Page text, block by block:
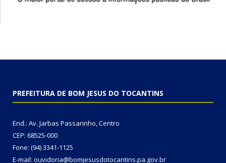
PREFEITURA DE BOM JESUS DO TOCANTINS
End.: Av. Jarbas Passarinho, Centro
CEP: 68525-000
Fone: (94) 3341-1125
E-mail: ouvidoria@bomjesusdotocantins.pa.gov.br